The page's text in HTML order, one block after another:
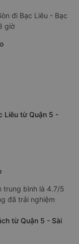
đi Bạc Liêu - Bạc
giờ
Liêu từ Quận 5 -
trung bình là 4.7/5
đã trải nghiệm
từ Quận 5 - Sài